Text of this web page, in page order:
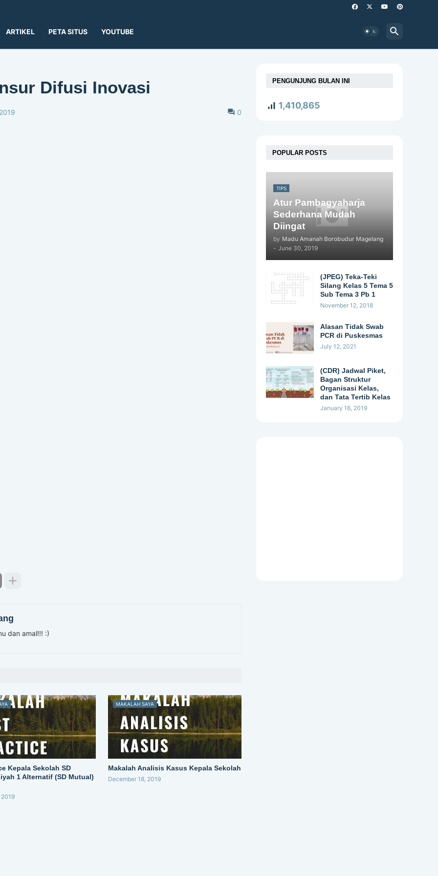
ARTIKEL PETA SITUS YOUTUBE
Difusi Inovasi
0
dan amal!!! :)
Kepala Sekolah SD
1 Alternatif (SD Mutual)
2019
MAKALAH SAYA
Makalah Analisis Kasus Kepala Sekolah
December 18, 2019
PENGUNJUNG BULAN INI
1,410,865
POPULAR POSTS
TIPS
Atur Pambagyaharja
Sederhana Mudah
Diingat
by Madu Amanah Borobudur Magelang
- June 30, 2019
(JPEG) Teka-Teki
Silang Kelas 5 Tema 5
Sub Tema 3 Pb 1
November 12, 2018
Alasan Tidak Swab
PCR di Puskesmas
July 12, 2021
(CDR) Jadwal Piket,
Bagan Struktur
Organisasi Kelas,
dan Tata Tertib Kelas
January 16, 2019